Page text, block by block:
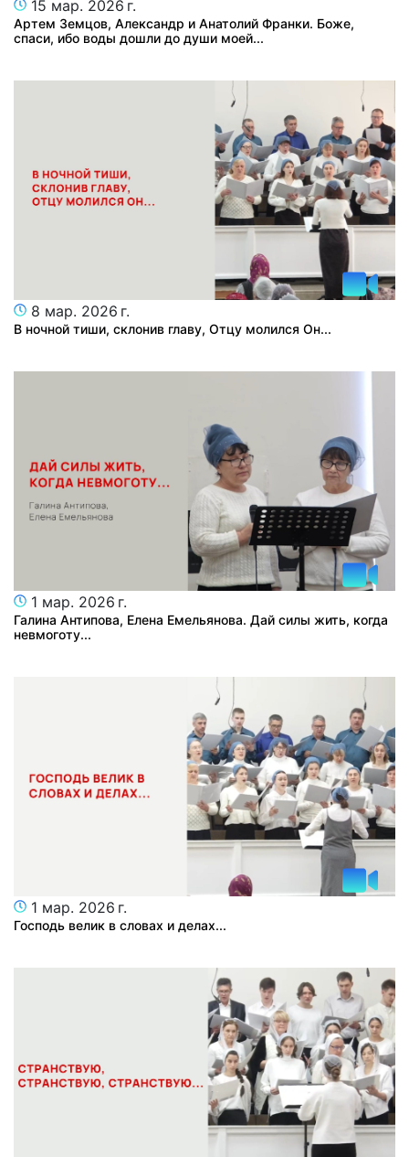
15 мар. 2026 г.
Артем Земцов, Александр и Анатолий Франки. Боже,
спаси, ибо воды дошли до души моей...
8 мар. 2026 г.
В ночной тиши, склонив главу, Отцу молился Он...
1 мар. 2026 г.
Галина Антипова, Елена Емельянова. Дай силы жить, когда
невмоготу...
1 мар. 2026 г.
Господь велик в словах и делах...